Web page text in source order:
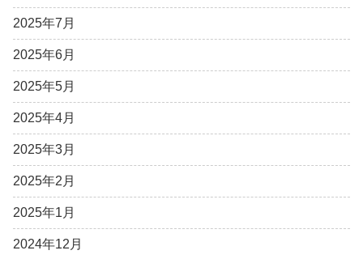
2025年7月
2025年6月
2025年5月
2025年4月
2025年3月
2025年2月
2025年1月
2024年12月